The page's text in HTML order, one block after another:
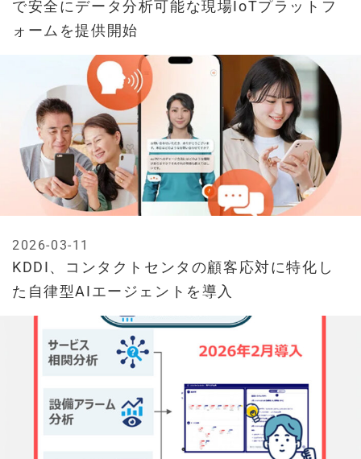
で安全にデータ分析可能な現場IoTプラットフ
ォームを提供開始
KDDI、コンタクトセンタの顧客応対に特化し
た自律型AIエージェントを導入
2026-03-11